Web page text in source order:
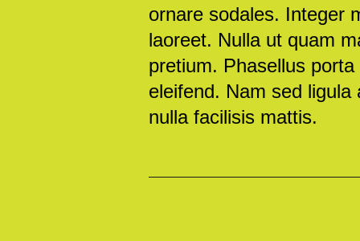
ornare sodales. Integer
laoreet. Nulla ut quam
pretium. Phasellus
eleifend. Nam sed
nulla facilisis mattis.